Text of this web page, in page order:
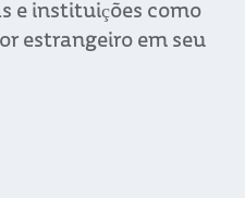
e instituições como
estrangeiro em seu